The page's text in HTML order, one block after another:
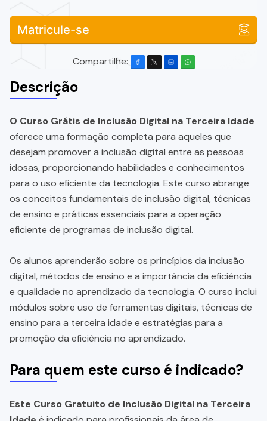
Matricule-se
Compartilhe:
Descrição
O Curso Grátis de Inclusão Digital na Terceira Idade
oferece uma formação completa para aqueles que
desejam promover a inclusão digital entre as pessoas
idosas, proporcionando habilidades e conhecimentos
para o uso eficiente da tecnologia. Este curso abrange
os conceitos fundamentais de inclusão digital, técnicas
de ensino e práticas essenciais para a operação
eficiente de programas de inclusão digital.
Os alunos aprenderão sobre os princípios da inclusão
digital, métodos de ensino e a importância da eficiência
e qualidade no aprendizado da tecnologia. O curso inclui
módulos sobre uso de ferramentas digitais, técnicas de
ensino para a terceira idade e estratégias para a
promoção da eficiência no aprendizado.
Para quem este curso é indicado?
Este Curso Gratuito de Inclusão Digital na Terceira